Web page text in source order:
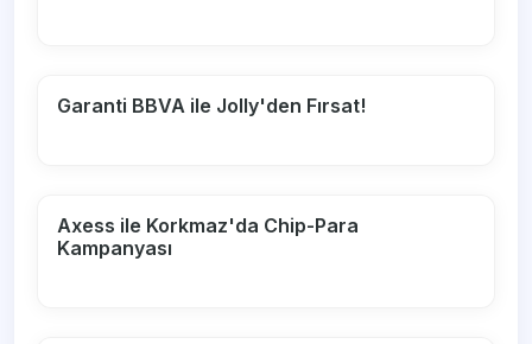
Garanti BBVA ile Jolly'den Fırsat!
Axess ile Korkmaz'da Chip-Para
Kampanyası